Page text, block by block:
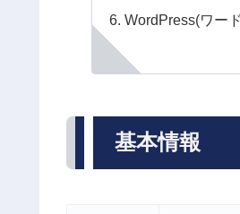
WordPress(ワー
基本情報